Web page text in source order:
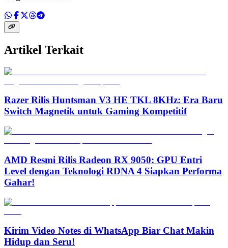
Artikel Terkait
Razer Rilis Huntsman V3 HE TKL 8KHz: Era Baru
Switch Magnetik untuk Gaming Kompetitif
AMD Resmi Rilis Radeon RX 9050: GPU Entri
Level dengan Teknologi RDNA 4 Siapkan Performa
Gahar!
Kirim Video Notes di WhatsApp Biar Chat Makin
Hidup dan Seru!